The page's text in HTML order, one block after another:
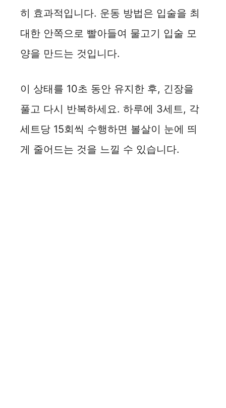
i
d
o
히 효과적입니다. 운동 방법은 입술을 최
대한 안쪽으로 빨아들여 물고기 입술 모
양을 만드는 것입니다.
이 상태를 10초 동안 유지한 후, 긴장을
풀고 다시 반복하세요. 하루에 3세트, 각
세트당 15회씩 수행하면 볼살이 눈에 띄
게 줄어드는 것을 느낄 수 있습니다.